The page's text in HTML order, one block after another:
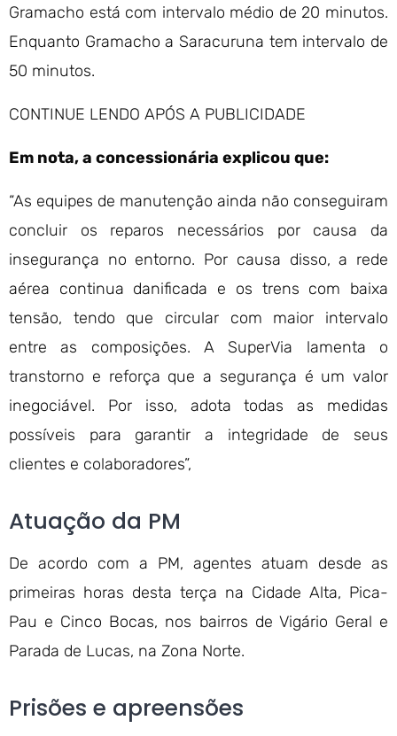
Gramacho está com intervalo médio de 20 minutos.
Enquanto Gramacho a Saracuruna tem intervalo de
50 minutos.
CONTINUE LENDO APÓS A PUBLICIDADE
Em nota, a concessionária explicou que:
“As equipes de manutenção ainda não conseguiram
concluir os reparos necessários por causa da
insegurança no entorno. Por causa disso, a rede
aérea continua danificada e os trens com baixa
tensão, tendo que circular com maior intervalo
entre as composições. A SuperVia lamenta o
transtorno e reforça que a segurança é um valor
inegociável. Por isso, adota todas as medidas
possíveis para garantir a integridade de seus
clientes e colaboradores”,
Atuação da PM
De acordo com a PM, agentes atuam desde as
primeiras horas desta terça na Cidade Alta, Pica-
Pau e Cinco Bocas, nos bairros de Vigário Geral e
Parada de Lucas, na Zona Norte.
Prisões e apreensões